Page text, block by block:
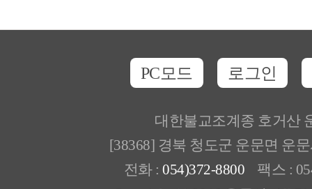
PC모드 로그인
대한불교조계종 호거산
[38368] 경북 청도군 운문면 운
전화 : 054)372-8800 팩스 :